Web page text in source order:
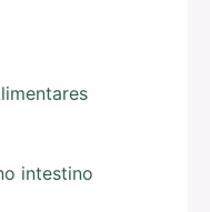
intestino